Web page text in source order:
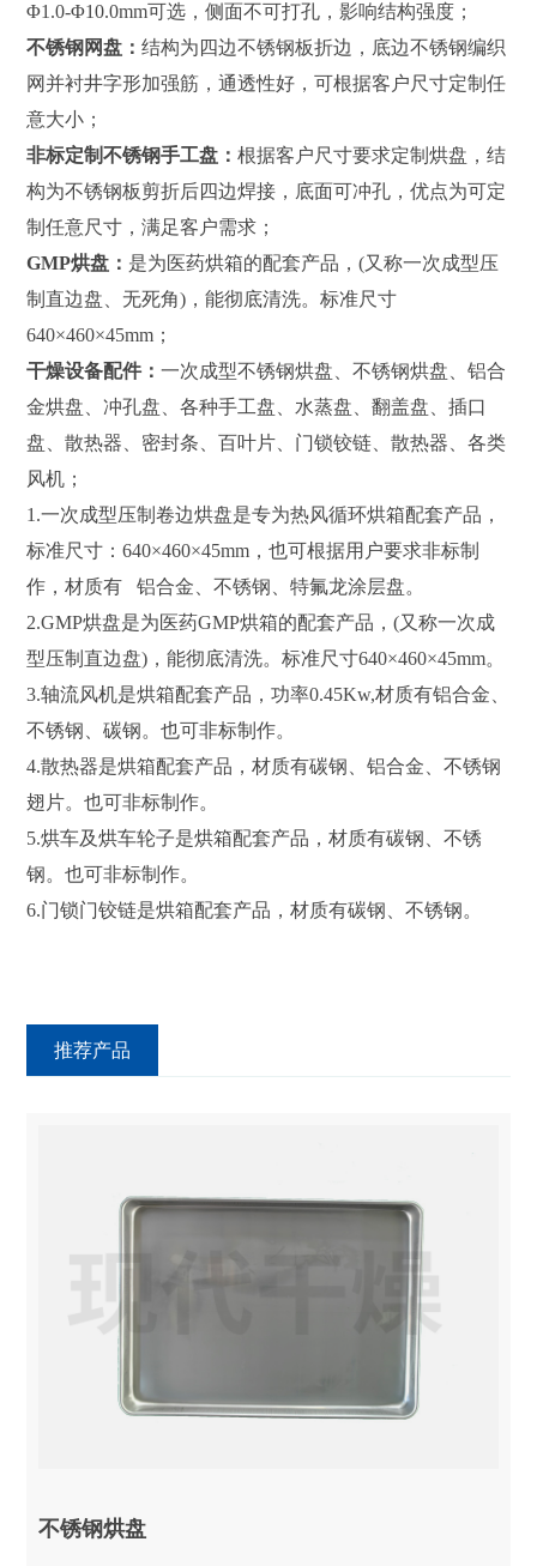
Φ1.0-Φ10.0mm可选，侧面不可打孔，影响结构强度；
不锈钢网盘：结构为四边不锈钢板折边，底边不锈钢编织
网并衬井字形加强筋，通透性好，可根据客户尺寸定制任
意大小；
非标定制不锈钢手工盘：根据客户尺寸要求定制烘盘，结
构为不锈钢板剪折后四边焊接，底面可冲孔，优点为可定
制任意尺寸，满足客户需求；
GMP烘盘： 是为医药烘箱的配套产品，(又称一次成型压
制直边盘、无死角)，能彻底清洗。标准尺寸
640×460×45mm；
干燥设备配件：一次成型不锈钢烘盘、不锈钢烘盘、铝合
金烘盘、冲孔盘、各种手工盘、水蒸盘、翻盖盘、插口
盘、散热器、密封条、百叶片、门锁铰链、散热器、各类
风机；
1.一次成型压制卷边烘盘是专为热风循环烘箱配套产品，
标准尺寸：640×460×45mm，也可根据用户要求非标制
作，材质有 铝合金、不锈钢、特氟龙涂层盘。
2.GMP烘盘是为医药GMP烘箱的配套产品，(又称一次成
型压制直边盘)，能彻底清洗。标准尺寸640×460×45mm。
3.轴流风机是烘箱配套产品，功率0.45Kw,材质有铝合金、
不锈钢、碳钢。也可非标制作。
4.散热器是烘箱配套产品，材质有碳钢、铝合金、不锈钢
翅片。也可非标制作。
5.烘车及烘车轮子是烘箱配套产品，材质有碳钢、不锈
钢。也可非标制作。
6.门锁门铰链是烘箱配套产品，材质有碳钢、不锈钢。
推荐产品
不锈钢烘盘